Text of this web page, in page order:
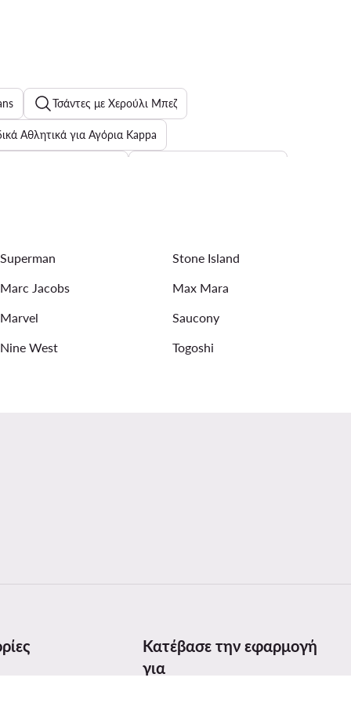
Τσάντες με Χερούλι Μπεζ
Αθλητικά για Αγόρια Kappa
Daniel Wellington Γυναικεία μπουφάν Pinko
Superman
Stone Island
Marc Jacobs
Max Mara
Marvel
Saucony
Nine West Togoshi
Κατέβασε την εφαρμογή
για